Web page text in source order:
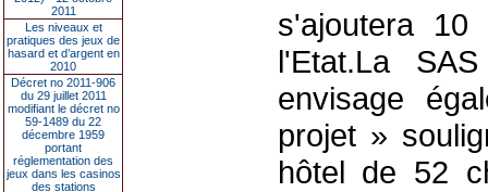
2011
Les niveaux et
pratiques des jeux de
hasard et d’argent en
2010
Décret no 2011-906
du 29 juillet 2011
modifiant le décret no
59-1489 du 22
décembre 1959
portant
réglementation des
jeux dans les casinos
des stations
s'ajoutera
l'Etat.La
envisage
projet »
hôtel de 52